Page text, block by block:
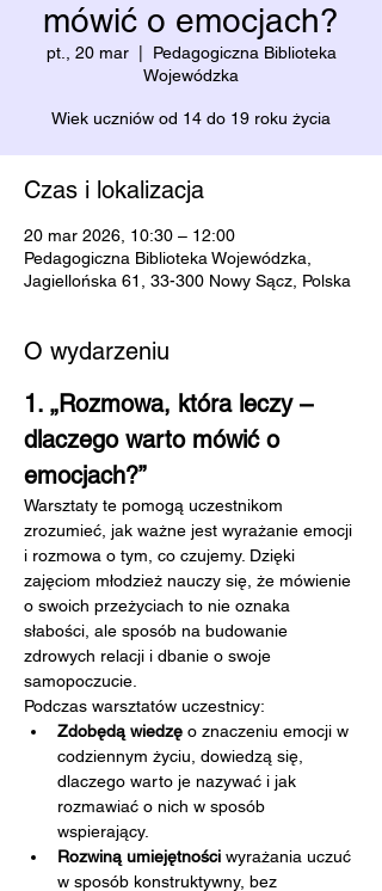
mówić o emocjach?
pt., 20 mar
  |
Pedagogiczna Biblioteka
Wojewódzka
Wiek uczniów od 14 do 19 roku życia
Czas i lokalizacja
20 mar 2026, 10:30 – 12:00
Pedagogiczna Biblioteka Wojewódzka,
Jagiellońska 61, 33-300 Nowy Sącz, Polska
O wydarzeniu
1. „Rozmowa, która leczy –
dlaczego warto mówić o
emocjach?”
Warsztaty te pomogą uczestnikom
zrozumieć, jak ważne jest wyrażanie emocji
i rozmowa o tym, co czujemy. Dzięki
zajęciom młodzież nauczy się, że mówienie
o swoich przeżyciach to nie oznaka
słabości, ale sposób na budowanie
zdrowych relacji i dbanie o swoje
samopoczucie.
Podczas warsztatów uczestnicy:
Zdobędą wiedzę o znaczeniu emocji w
codziennym życiu, dowiedzą się,
dlaczego warto je nazywać i jak
rozmawiać o nich w sposób
wspierający.
Rozwiną umiejętności wyrażania uczuć
w sposób konstruktywny, bez